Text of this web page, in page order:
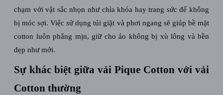
chạm với vật sắc nhọn như chìa khóa hay trang sức để không
bị móc sợi. Việc sử dụng túi giặt và phơi ngang sẽ giúp bề mặt
cotton luôn phẳng mịn, giữ cho áo không bị xù lông và bền
đẹp như mới.
Sự khác biệt giữa vải Pique Cotton với vải
Cotton thường